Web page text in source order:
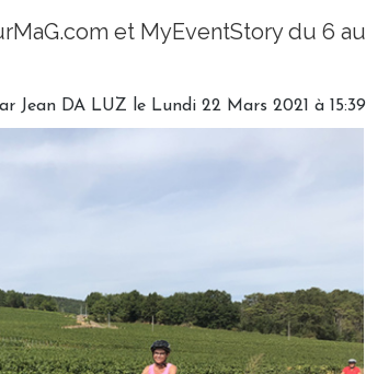
et MyEventStory du 6 au
Jean DA LUZ le Lundi 22 Mars 2021 à 15:39